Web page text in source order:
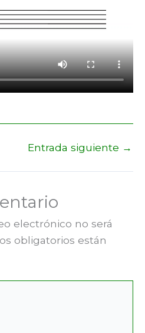
Entrada siguiente →
electrónico no será
obligatorios están